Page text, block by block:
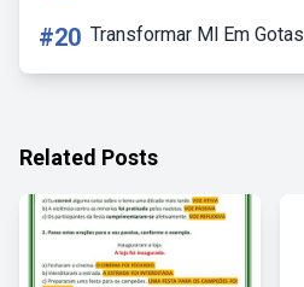
#20 Transformar Ml Em Gotas
Related Posts